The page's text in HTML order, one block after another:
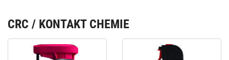
CRC / KONTAKT CHEMIE